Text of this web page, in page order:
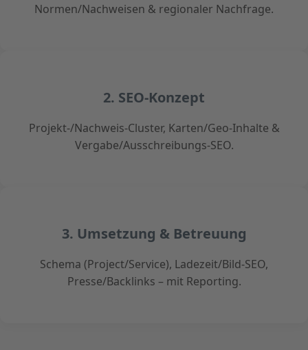
Normen/Nachweisen & regionaler Nachfrage.
2. SEO-Konzept
Projekt-/Nachweis-Cluster, Karten/Geo-Inhalte &
Vergabe/Ausschreibungs-SEO.
3. Umsetzung & Betreuung
Schema (Project/Service), Ladezeit/Bild-SEO,
Presse/Backlinks – mit Reporting.